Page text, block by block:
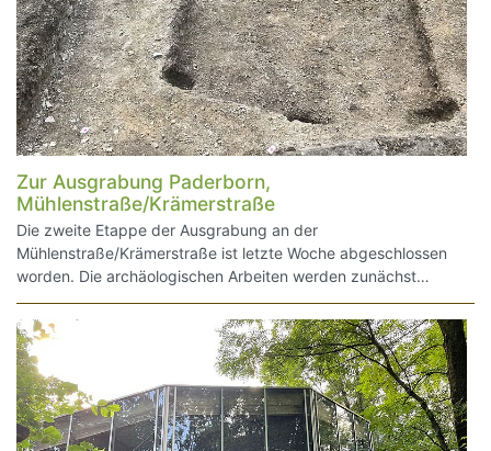
Zur Ausgrabung Paderborn,
Mühlenstraße/Krämerstraße
Die zweite Etappe der Ausgrabung an der
Mühlenstraße/Krämerstraße ist letzte Woche abgeschlossen
worden. Die archäologischen Arbeiten werden zunächst…